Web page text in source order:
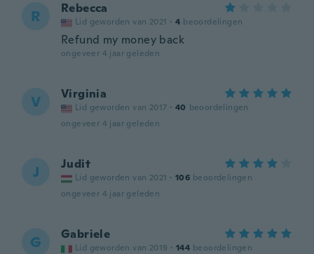
R Rebecca
Lid geworden van 2021 · 4 beoordelingen
Refund my money back
ongeveer 4 jaar geleden
V Virginia
Lid geworden van 2017 · 40 beoordelingen
ongeveer 4 jaar geleden
J Judit
Lid geworden van 2021 · 106 beoordelingen
ongeveer 4 jaar geleden
G Gabriele
Lid geworden van 2019 · 144 beoordelingen